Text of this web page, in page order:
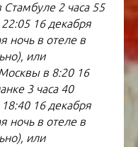
Стамбуле 2 часа 55
16 декабря
ночь в отеле в
или
в 8:20 16
3 часа 40
16 декабря
ночь в отеле в
или